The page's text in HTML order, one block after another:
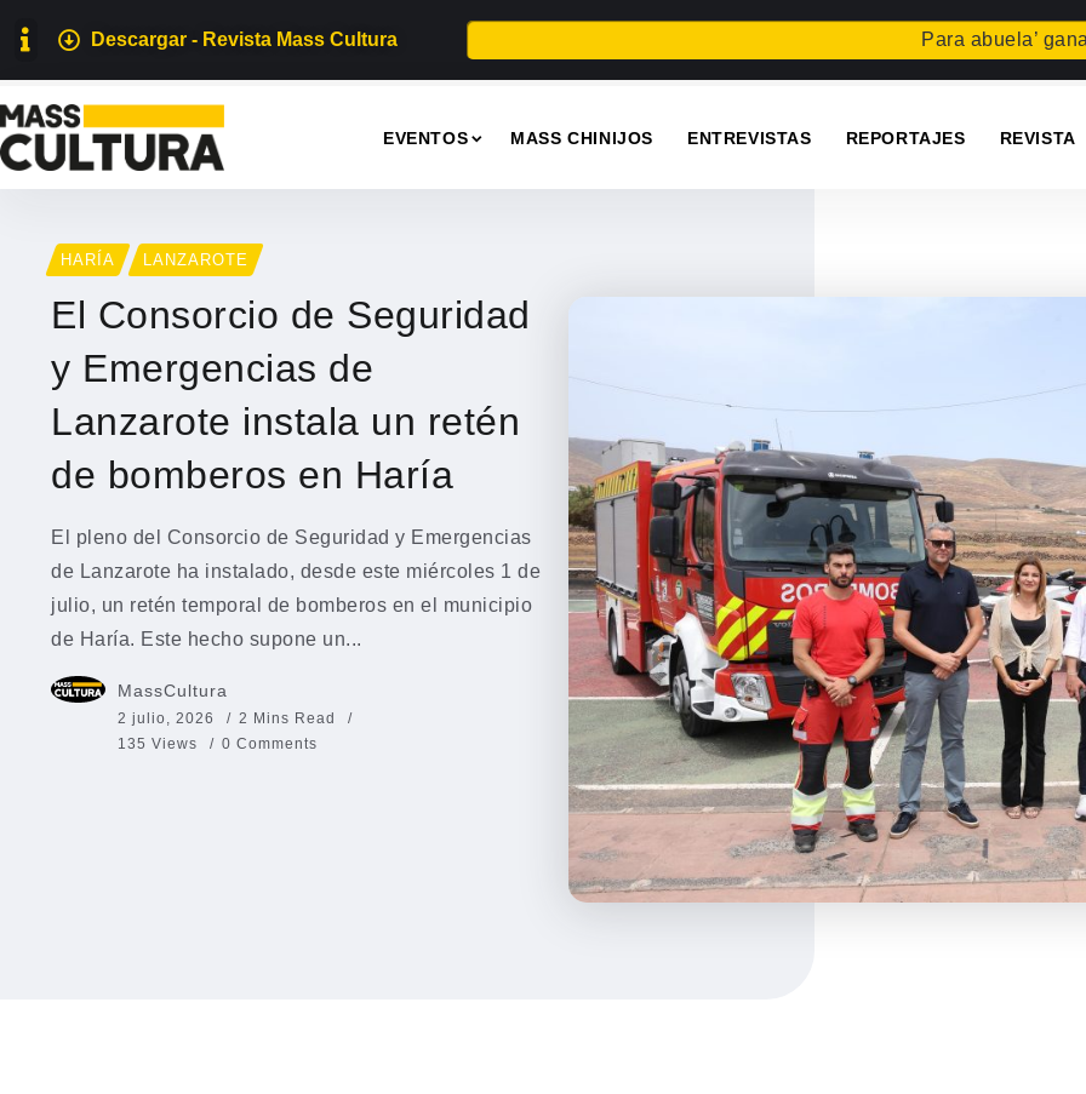
Descargar - Revista Mass Cultura Para abuela’ gana el
EVENTOS MASS CHINIJOS ENTREVISTAS REPORTAJES REVISTA
HARÍA LANZAROTE
El Consorcio de Seguridad
y Emergencias de
Lanzarote instala un retén
de bomberos en Haría
El pleno del Consorcio de Seguridad y Emergencias
de Lanzarote ha instalado, desde este miércoles 1 de
julio, un retén temporal de bomberos en el municipio
de Haría. Este hecho supone un...
MassCultura
2 julio, 2026
2 Mins Read
135 Views
0 Comments